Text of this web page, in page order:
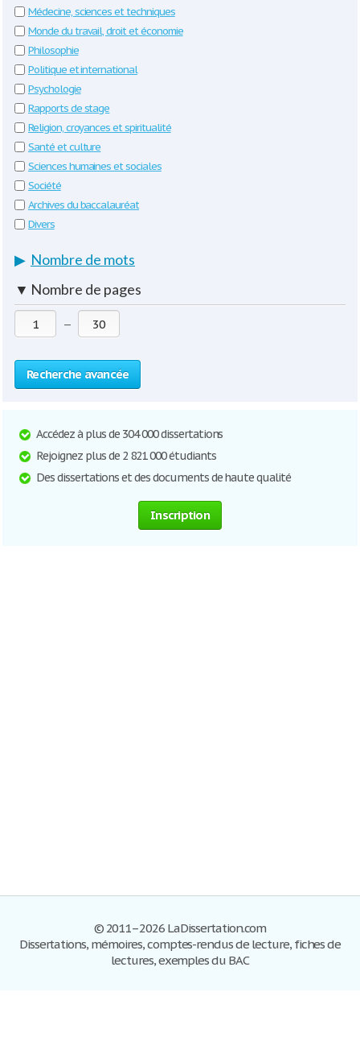
Médecine, sciences et techniques
Monde du travail, droit et économie
Philosophie
Politique et international
Psychologie
Rapports de stage
Religion, croyances et spiritualité
Santé et culture
Sciences humaines et sociales
Société
Archives du baccalauréat
Divers
▶ Nombre de mots
▼ Nombre de pages
—
Recherche avancée
Accédez à plus de 304 000 dissertations
Rejoignez plus de 2 821 000 étudiants
Des dissertations et des documents de haute qualité
Inscription
© 2011–2026 LaDissertation.com
Dissertations, mémoires, comptes-rendus de lecture, fiches de
lectures, exemples du BAC